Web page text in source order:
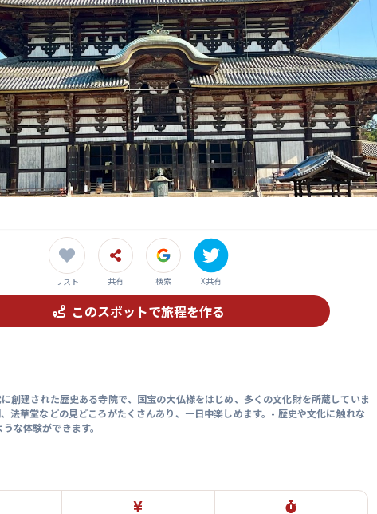
リスト 共有 検索 X共有
このスポットで旅程を作る
創建された歴史ある寺院で、国宝の大仏様をはじめ、多くの文化財を所蔵していま
法華堂などの見どころがたくさんあり、一日中楽しめます。- 歴史や文化に触れな
な体験ができます。